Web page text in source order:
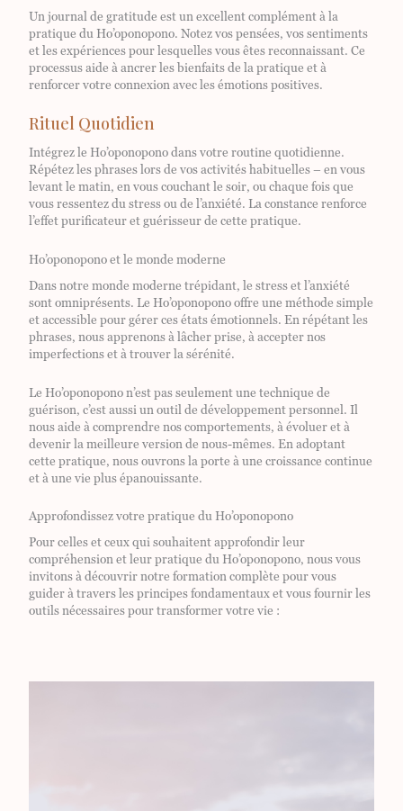
Un journal de gratitude est un excellent complément à la
pratique du Ho’oponopono. Notez vos pensées, vos sentiments
et les expériences pour lesquelles vous êtes reconnaissant. Ce
processus aide à ancrer les bienfaits de la pratique et à
renforcer votre connexion avec les émotions positives.
Rituel Quotidien
Intégrez le Ho’oponopono dans votre routine quotidienne.
Répétez les phrases lors de vos activités habituelles – en vous
levant le matin, en vous couchant le soir, ou chaque fois que
vous ressentez du stress ou de l’anxiété. La constance renforce
l’effet purificateur et guérisseur de cette pratique.
Ho’oponopono et le monde moderne
Dans notre monde moderne trépidant, le stress et l’anxiété
sont omniprésents. Le Ho’oponopono offre une méthode simple
et accessible pour gérer ces états émotionnels. En répétant les
phrases, nous apprenons à lâcher prise, à accepter nos
imperfections et à trouver la sérénité.
Le Ho’oponopono n’est pas seulement une technique de
guérison, c’est aussi un outil de développement personnel. Il
nous aide à comprendre nos comportements, à évoluer et à
devenir la meilleure version de nous-mêmes. En adoptant
cette pratique, nous ouvrons la porte à une croissance continue
et à une vie plus épanouissante.
Approfondissez votre pratique du Ho’oponopono
Pour celles et ceux qui souhaitent approfondir leur
compréhension et leur pratique du Ho’oponopono, nous vous
invitons à découvrir notre formation complète pour vous
guider à travers les principes fondamentaux et vous fournir les
outils nécessaires pour transformer votre vie :
Fermer